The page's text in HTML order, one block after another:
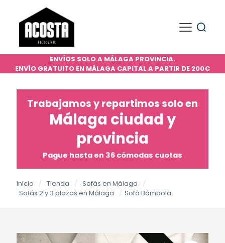
ENVÍOS SOLO A MÁLAGA PROVINCIA.
ENVÍO GRATUITO EN MÁLAGA CAPITAL A PARTIR DE 200€
Trabajamos y repartimos solo en
Málaga ciudad y
provincia
Pague hasta en 36 cómodas cuotas
Inicio / Tienda / Sofás en Málaga
/
Sofás 2 y 3 plazas en Málaga
/ Sofá Bámbola